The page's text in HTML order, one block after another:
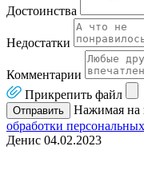
Достоинства
Недостатки
Комментарии
Прикрепить файл
Отправить Нажимая на
обработки
Денис 04.02.2023